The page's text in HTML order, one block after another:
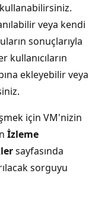
kullanabilirsiniz.
veya kendi
sonuçlarıyla
kullanıcıların
ekleyebilir veya
için VM'nizin
İzleme
sayfasında
sorguyu